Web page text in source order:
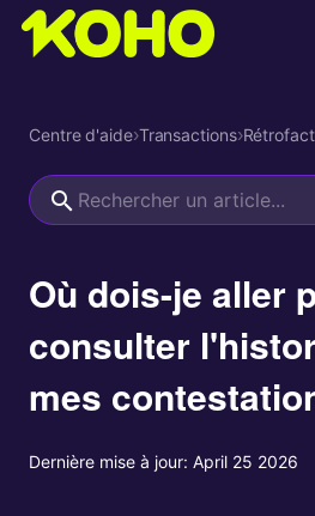
Centre d'aide›Transactions›
Où dois-je aller
consulter
mes
Dernière mise à jour: April 25 2026